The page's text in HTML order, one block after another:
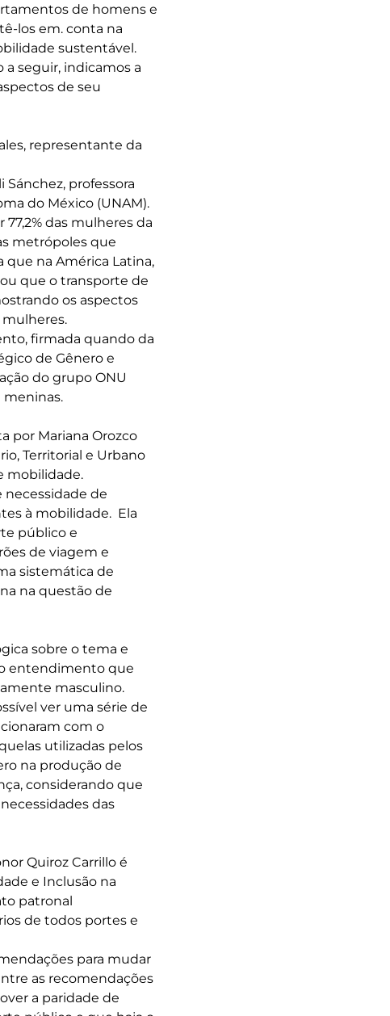
de homens e
los em. conta na
sustentável.
seguir, indicamos a
de seu
representante da
Sánchez, professora
do México (UNAM).
das mulheres da
metrópoles que
que na América Latina,
que o transporte de
os aspectos
firmada quando da
de Gênero e
do grupo ONU
meninas.
por Mariana Orozco
Territorial e Urbano
mobilidade.
necessidade de
à mobilidade. Ela
público e
de viagem e
sistemática de
na questão de
sobre o tema e
entendimento que
masculino.
ver uma série de
com o
utilizadas pelos
na produção de
considerando que
das
Quiroz Carrillo é
e Inclusão na
patronal
de todos portes e
para mudar
as recomendações
a paridade de